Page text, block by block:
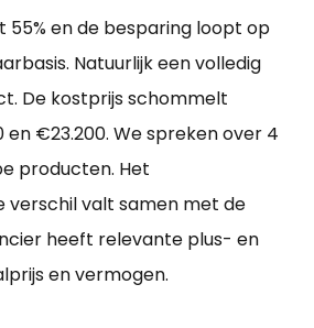
en de besparing loopt op
Natuurlijk een volledig
De kostprijs schommelt
en €23.200. We spreken over 4
producten. Het
verschil valt samen met de
heeft relevante plus- en
en vermogen.